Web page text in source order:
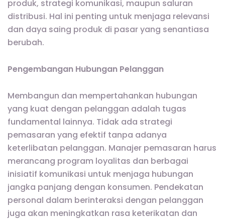
produk, strategi komunikasi, maupun saluran
distribusi. Hal ini penting untuk menjaga relevansi
dan daya saing produk di pasar yang senantiasa
berubah.
Pengembangan Hubungan Pelanggan
Membangun dan mempertahankan hubungan
yang kuat dengan pelanggan adalah tugas
fundamental lainnya. Tidak ada strategi
pemasaran yang efektif tanpa adanya
keterlibatan pelanggan. Manajer pemasaran harus
merancang program loyalitas dan berbagai
inisiatif komunikasi untuk menjaga hubungan
jangka panjang dengan konsumen. Pendekatan
personal dalam berinteraksi dengan pelanggan
juga akan meningkatkan rasa keterikatan dan